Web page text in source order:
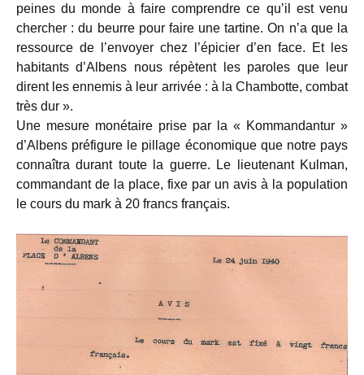
peines du monde à faire comprendre ce qu’il est venu
chercher : du beurre pour faire une tartine. On n’a que la
ressource de l’envoyer chez l’épicier d’en face. Et les
habitants d’Albens nous répètent les paroles que leur
dirent les ennemis à leur arrivée : à la Chambotte, combat
très dur ».
Une mesure monétaire prise par la « Kommandantur »
d’Albens préfigure le pillage économique que notre pays
connaîtra durant toute la guerre. Le lieutenant Kulman,
commandant de la place, fixe par un avis à la population
le cours du mark à 20 francs français.